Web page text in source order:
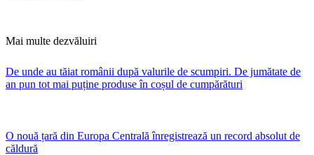
Mai multe dezvăluiri
De unde au tăiat românii după valurile de scumpiri. De jumătate de
an pun tot mai puține produse în coșul de cumpărături
O nouă țară din Europa Centrală înregistrează un record absolut de
căldură